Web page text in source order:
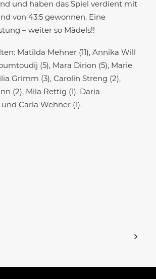
und haben das Spiel verdient mit
von 43:5 gewonnen. Eine
– weiter so Mädels!!
Matilda Mehner (11), Annika Will
(5), Mara Dirion (5), Marie
Grimm (3), Carolin Streng (2),
(2), Mila Rettig (1), Daria
Carla Wehner (1).